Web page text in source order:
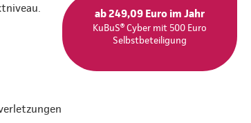
ab 249,09 Euro im Jahr
KuBuS® Cyber mit 500 Euro
Selbstbeteiligung